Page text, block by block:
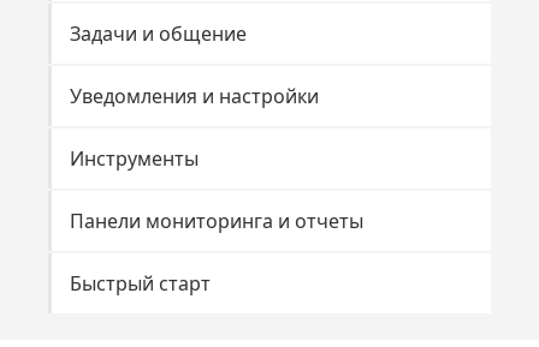
Задачи и общение
Уведомления и настройки
Инструменты
Панели мониторинга и отчеты
Быстрый старт